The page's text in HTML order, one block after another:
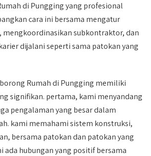
di Pungging yang profesional
cara ini bersama mengatur
mengkoordinasikan subkontraktor, dan
dijalani seperti sama patokan yang
Rumah di Pungging memiliki
signifikan. pertama, kami menyandang
pengalaman yang besar dalam
kami memahami sistem konstruksi,
bersama patokan dan patokan yang
ada hubungan yang positif bersama